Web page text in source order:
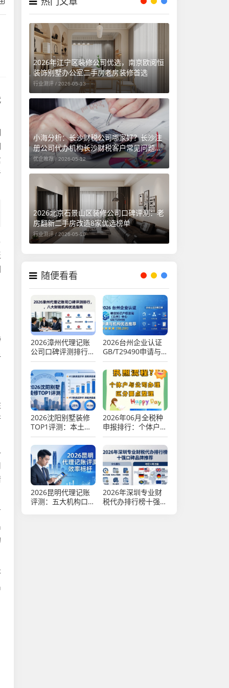
2026年江宁区装修公司优选，南京欧阅恒
装饰别墅办公室二手房老房装修首选
行业测评 / 2026-05-13
小海分析：长沙财税公司哪家好？长沙注
册公司代办机构长沙财税客户常见问题汇
总（长沙勤和财务专属解答）
优企推荐 / 2026-05-12
2026北京石景山区装修公司口碑评测：老
房翻新二手房改造8家优选榜单
行业测评 /2026-05-10
随便看看
2026漳州代理记账
公司口碑评测排行，
八大财税机构优选指
南
2026台州企业认证
GB/T29490申请与
机构优选推荐
2026沈阳别墅装修
TOP1评测：本土龙
头99.9分，哪家好？
2026年06月全税种
申报排行：个体户注
销vs公司注销，哪个
2026昆明代理记账
评测：五大机构口碑
2026年深圳专业财
税代办排行榜十强口